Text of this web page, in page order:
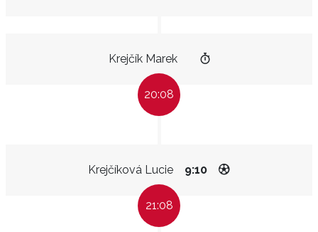
Krejčík Marek
20:08
Krejčíková Lucie 9:10
21:08